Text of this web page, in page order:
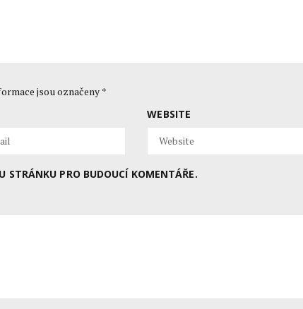
jsou označeny *
WEBSITE
STRÁNKU PRO BUDOUCÍ KOMENTÁŘE.